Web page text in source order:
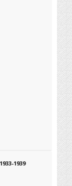
1939